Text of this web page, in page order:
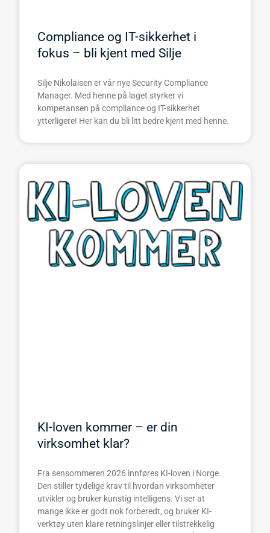
Compliance og IT-sikkerhet i
fokus – bli kjent med Silje
Silje Nikolaisen er vår nye Security Compliance
Manager. Med henne på laget styrker vi
kompetansen på compliance og IT-sikkerhet
ytterligere! Her kan du bli litt bedre kjent med henne.
KI-loven kommer – er din
virksomhet klar?
Fra sensommeren 2026 innføres KI-loven i Norge.
Den stiller tydelige krav til hvordan virksomheter
utvikler og bruker kunstig intelligens. Vi ser at
mange ikke er godt nok forberedt, og bruker KI-
verktøy uten klare retningslinjer eller tilstrekkelig